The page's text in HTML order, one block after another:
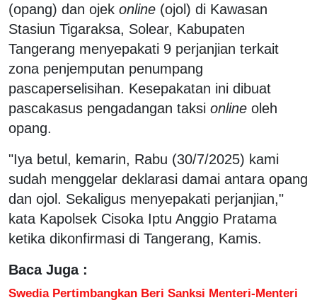
(opang) dan ojek online (ojol) di Kawasan
Stasiun Tigaraksa, Solear, Kabupaten
Tangerang menyepakati 9 perjanjian terkait
zona penjemputan penumpang
pascaperselisihan. Kesepakatan ini dibuat
pascakasus pengadangan taksi online oleh
opang.
"Iya betul, kemarin, Rabu (30/7/2025) kami
sudah menggelar deklarasi damai antara opang
dan ojol. Sekaligus menyepakati perjanjian,"
kata Kapolsek Cisoka Iptu Anggio Pratama
ketika dikonfirmasi di Tangerang, Kamis.
Baca Juga :
Swedia Pertimbangkan Beri Sanksi Menteri-Menteri